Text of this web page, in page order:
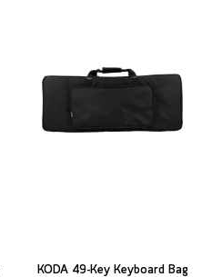
KODA 49-Key Keyboard Bag